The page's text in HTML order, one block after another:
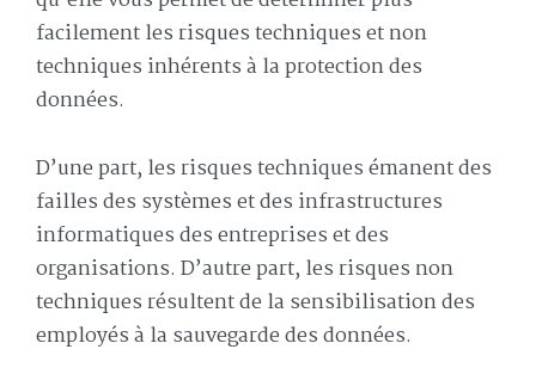
facilement les risques techniques et non
techniques inhérents à la protection des
données.
D’une part, les risques techniques émanent des
failles des systèmes et des infrastructures
informatiques des entreprises et des
organisations. D’autre part, les risques non
techniques résultent de la sensibilisation des
employés à la sauvegarde des données.